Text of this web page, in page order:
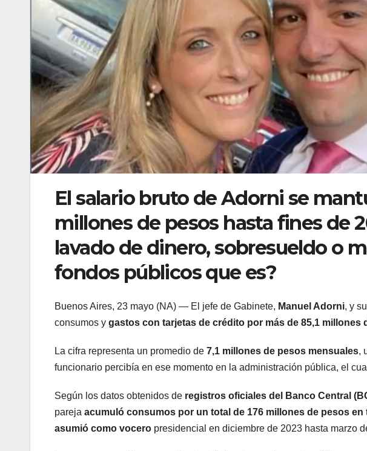
El salario bruto de Adorni se
millones de pesos hasta fines de
lavado de dinero, sobresueldo o
fondos públicos que es?
Buenos Aires, 23 mayo (NA) — El jefe de Gabinete, Manuel Adorni, y
consumos y gastos con tarjetas de crédito por más de 85,1 millones
La cifra representa un promedio de 7,1 millones de pesos mensuales,
funcionario percibía en ese momento en la administración pública, el
Según los datos obtenidos de registros oficiales del Banco Central
pareja acumuló consumos por un total de 176 millones de pesos
asumió como vocero presidencial en diciembre de 2023 hasta marzo